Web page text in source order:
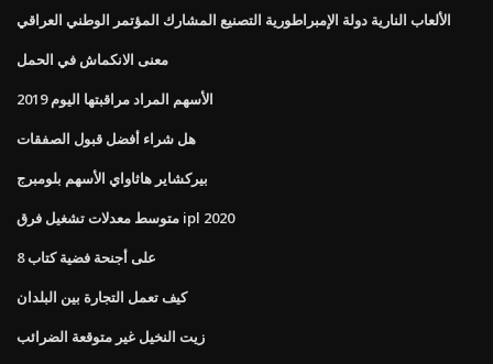
الألعاب النارية دولة الإمبراطورية التصنيع المشارك المؤتمر الوطني العراقي
معنى الانكماش في الحمل
الأسهم المراد مراقبتها اليوم 2019
هل شراء أفضل قبول الصفقات
بيركشاير هاثاواي الأسهم بلومبرج
متوسط ​​معدلات تشغيل فرق ipl 2020
على أجنحة فضية كتاب 8
كيف تعمل التجارة بين البلدان
زيت النخيل غير متوقعة الضرائب